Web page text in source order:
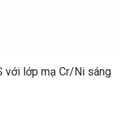
với lớp mạ Cr/Ni sáng